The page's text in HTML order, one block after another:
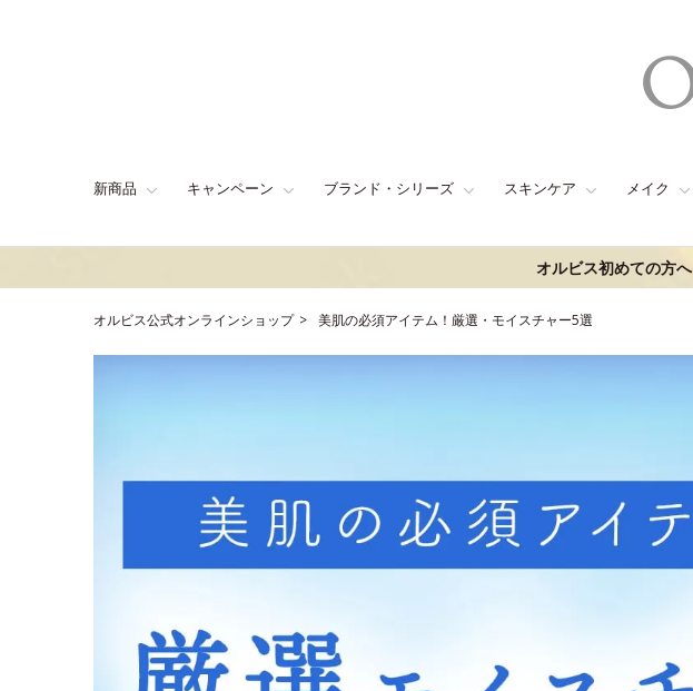
新商品 キャンペーン ブランド・シリーズ スキンケア メイク
オルビス初めての方へ
オルビス公式オンラインショップ 美肌の必須アイテム！厳選・モイスチャー5選